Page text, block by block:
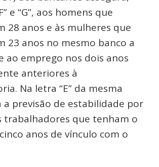
e “G”, aos homens que
28 anos e às mulheres que
23 anos no mesmo banco a
ao emprego nos dois anos
anteriores à
Na letra “E” da mesma
a previsão de estabilidade por
trabalhadores que tenham o
anos de vínculo com o